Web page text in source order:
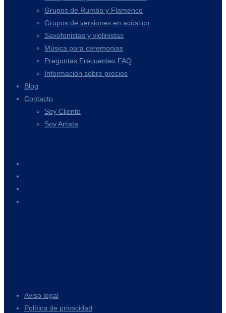
Grupos de Rumba y Flamenco
Grupos de versiones en acústico
Saxofonistas y violinistas
Música para ceremonias
Preguntas Frecuentes FAQ
Información sobre precios
Blog
Contacto
Soy Cliente
Soy Artista
Aviso legal
Política de privacidad